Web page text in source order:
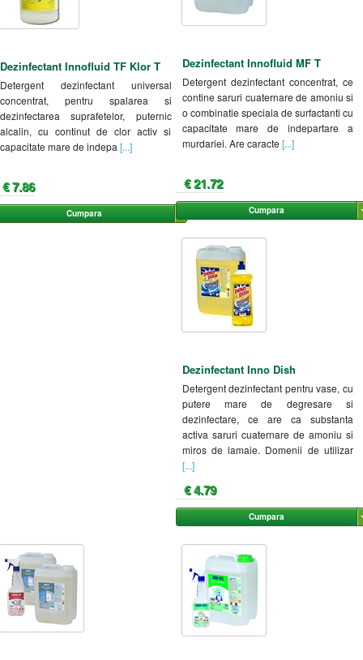
Dezinfectant Innofluid TF Klor T
Detergent dezinfectant universal
concentrat, pentru spalarea si
dezinfectarea suprafetelor, puternic
alcalin, cu continut de clor activ si
capacitate mare de indepa [...]
€ 7.86
Cumpara
Dezinfectant Innofluid MF T
Detergent dezinfectant concentrat, ce
contine saruri cuaternare de amoniu si
o combinatie speciala de surfactanti cu
capacitate mare de indepartare a
murdariei. Are caracte [...]
€ 21.72
Cumpara
Dezinfectant Inno Dish
Detergent dezinfectant pentru vase, cu
putere mare de degresare si
dezinfectare, ce are ca substanta
activa saruri cuaternare de amoniu si
miros de lamaie. Domenii de utilizar
[...]
€ 4.79
Cumpara